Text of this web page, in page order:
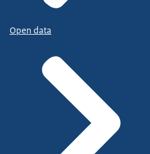
Open data